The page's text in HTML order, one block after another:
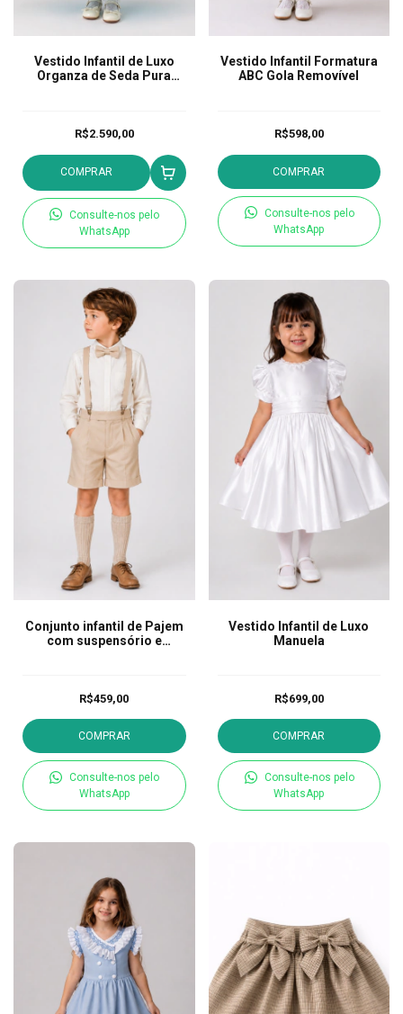
Vestido Infantil de Luxo
Organza de Seda Pura
R$2.590,00
COMPRAR
Consulte-nos pelo
WhatsApp
Vestido Infantil Formatura
ABC Gola Removível
R$598,00
COMPRAR
Consulte-nos pelo
WhatsApp
Conjunto infantil de Pajem
com suspensório e
R$459,00
COMPRAR
Consulte-nos pelo
WhatsApp
Vestido Infantil de Luxo
Manuela
R$699,00
COMPRAR
Consulte-nos pelo
WhatsApp